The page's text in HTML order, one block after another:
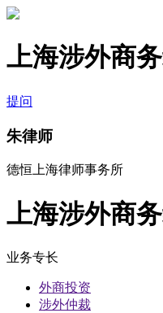
上海涉外商
提问
朱律师
德恒上海律师事务所
上海涉外商
业务专长
外商投资
涉外仲裁